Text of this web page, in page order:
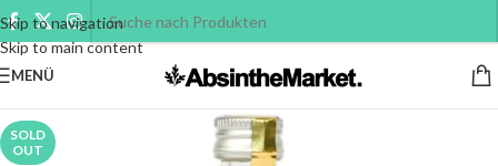
Skip to navigation
Skip to main content
MENÜ
SOLD
OUT